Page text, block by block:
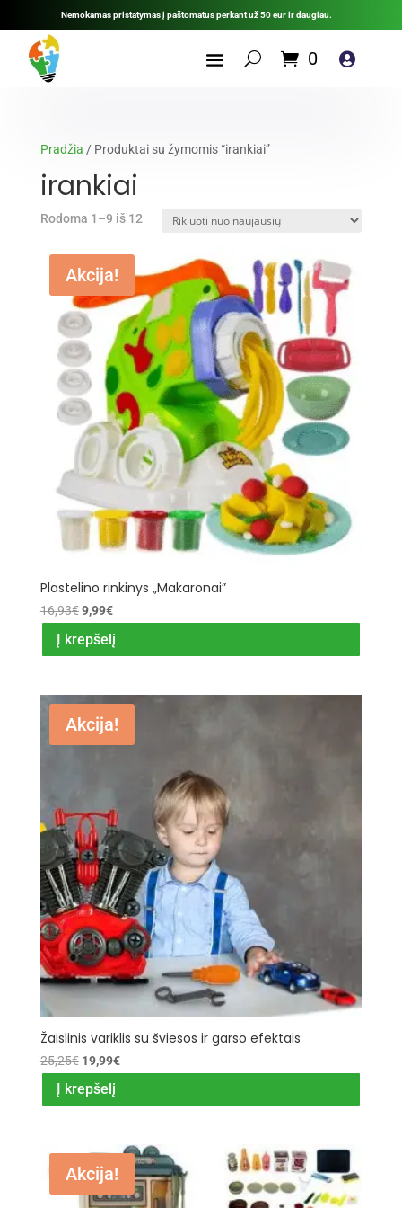
Nemokamas pristatymas į paštomatus perkant už 50 eur ir daugiau.
0 
Pradžia / Produktai su žymomis “irankiai”
irankiai
Rodoma 1–9 iš 12Rūšiuojama
naujausią
Akcija!
Plastelino rinkinys „Makaronai”
16,93€ Original
price
was:
9,99€Current
price
is:
Į krepšelį
Akcija!
Žaislinis variklis su šviesos ir garso efektais
25,25€ Original
price
was:
19,99€Current
Į krepšelį
Akcija!